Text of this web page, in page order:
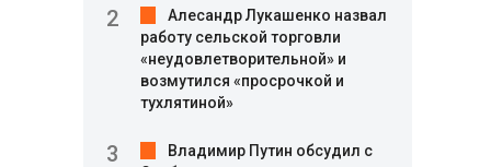
Алесандр Лукашенко назвал
работу сельской торговли
«неудовлетворительной» и
возмутился «просрочкой и
тухлятиной»
Владимир Путин обсудил с